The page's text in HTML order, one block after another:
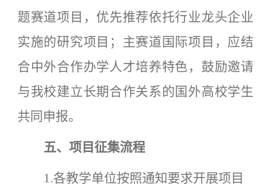
题赛道项目，优先推荐依托行业龙头企业
实施的研究项目；主赛道国际项目，应结
合中外合作办学人才培养特色，鼓励邀请
与我校建立长期合作关系的国外高校学生
共同申报。
五、 项目征集流程
1.各教学单位按照通知要求开展项目